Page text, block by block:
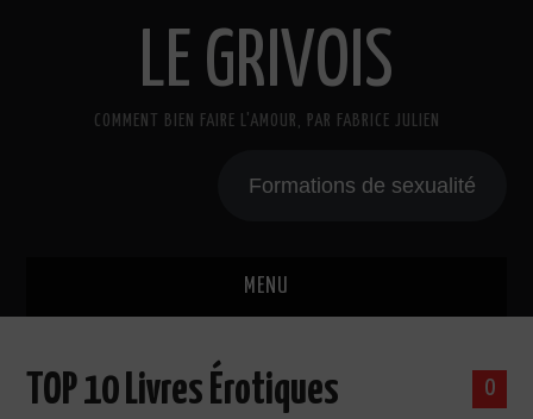
LE GRIVOIS
COMMENT BIEN FAIRE L'AMOUR, PAR FABRICE JULIEN
Formations de sexualité
MENU
A PROPOS
0
TOP 10 Livres Érotiques